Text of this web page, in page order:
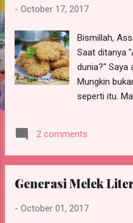
- October 17, 2017
Bismillah,
Saat ditanya
dunia?" Saya
Mungkin
seperti itu.
kalau sudah
bahkan
rebus yang
bungkusnya.
2 comments
Generasi Melek
- October 01, 2017